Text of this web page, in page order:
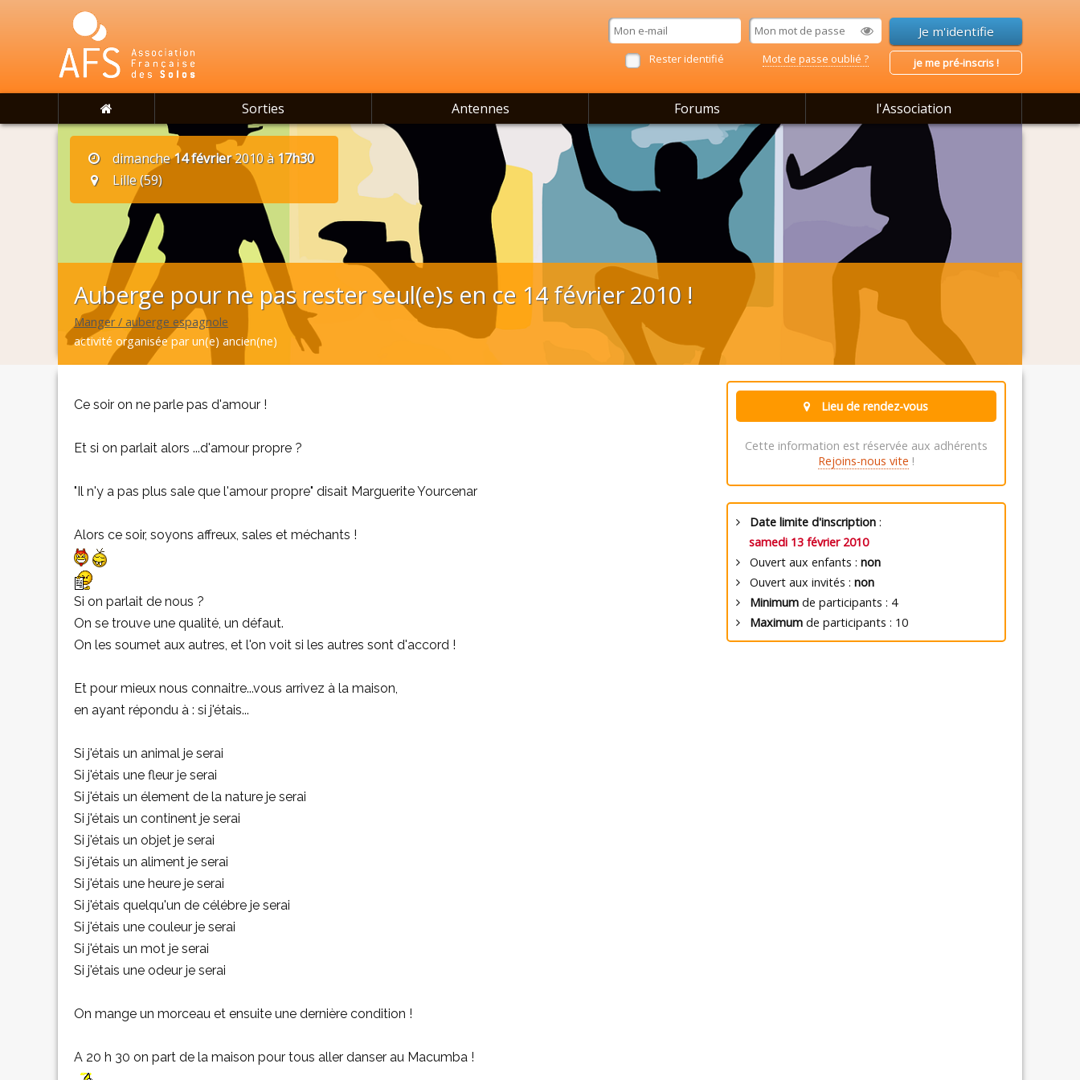
Rester identifié Mot de passe oublié ? je me pré-inscris !
Sorties Antennes Forums l'Association
dimanche14 février2010 à 17h30
Lille (59)
Auberge pour ne pas rester seul(e)s en ce 14 février 2010 !
Manger / auberge espagnole
activité organisée par un(e) ancien(ne)
Ce soir on ne parle pas d'amour !
Et si on parlait alors ...d'amour propre ?
"Il n'y a pas plus sale que l'amour propre" disait Marguerite Yourcenar
Alors ce soir, soyons affreux, sales et méchants !
Si on parlait de nous ?
On se trouve une qualité, un défaut.
On les soumet aux autres, et l'on voit si les autres sont d'accord !
Et pour mieux nous connaitre...vous arrivez à la maison,
en ayant répondu à : si j'étais...
Si j'étais un animal je serai
Si j'étais une fleur je serai
Si j'étais un élement de la nature je serai
Si j'étais un continent je serai
Si j'étais un objet je serai
Si j'étais un aliment je serai
Si j'étais une heure je serai
Si j'étais quelqu'un de célébre je serai
Si j'étais une couleur je serai
Si j'étais un mot je serai
Si j'étais une odeur je serai
On mange un morceau et ensuite une dernière condition !
A 20 h 30 on part de la maison pour tous aller danser au Macumba !
Lieu de rendez-vous
Cette information est réservée aux adhérents
Rejoins-nous vite !
Date limite d'inscription:
samedi 13 février 2010
Ouvert aux enfants : non
Ouvert aux invités : non
Minimumde participants : 4
Maximumde participants : 10